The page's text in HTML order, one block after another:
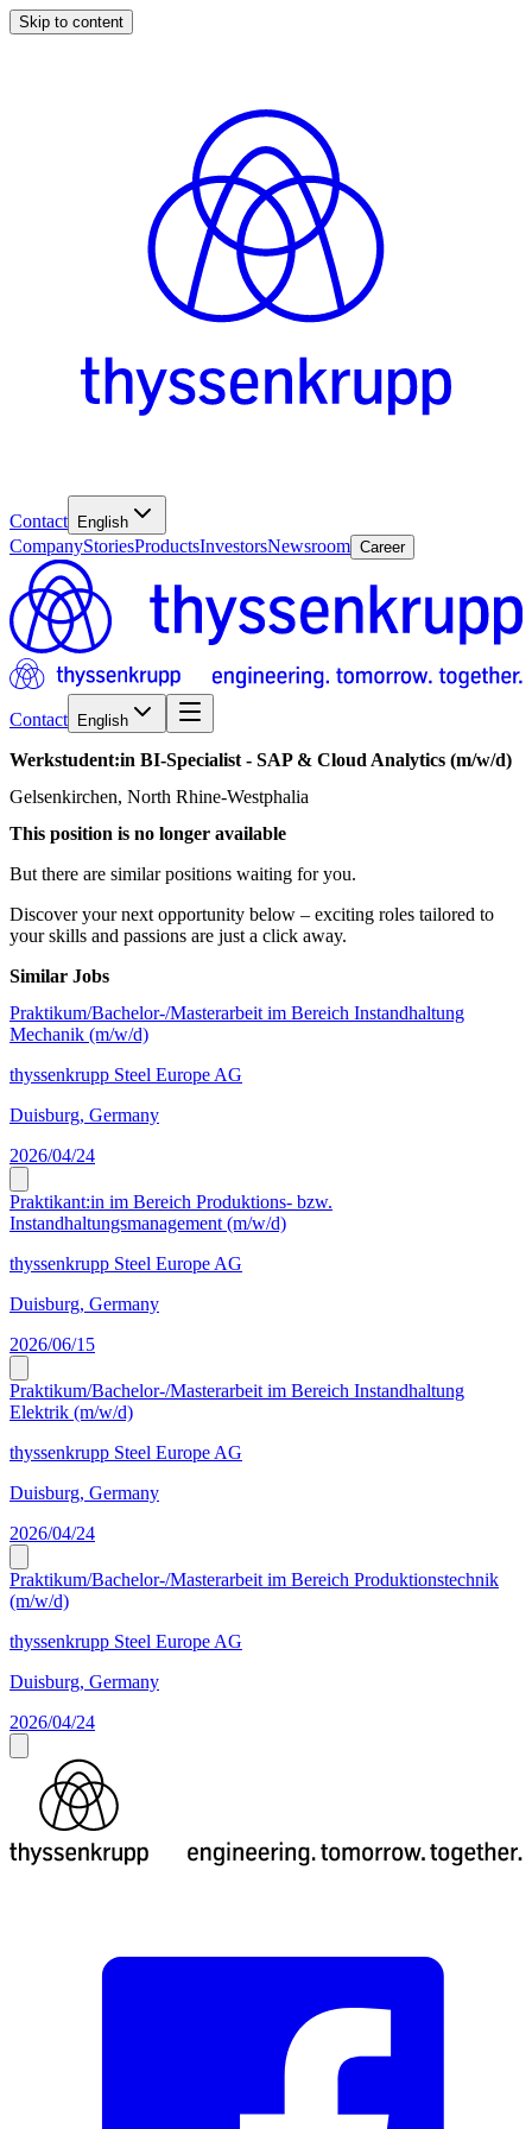
Skip to content
Contact English
CompanyStoriesProductsInvestorsNewsroom Career
Contact English
Werkstudent:in BI-Specialist - SAP & Cloud Analytics (m/w/d)
Gelsenkirchen, North Rhine-Westphalia
This position is no longer available
But there are similar positions waiting for you.
Discover your next opportunity below – exciting roles tailored to
your skills and passions are just a click away.
Similar Jobs
Praktikum/Bachelor-/Masterarbeit im Bereich Instandhaltung
Mechanik (m/w/d)
thyssenkrupp Steel Europe AG
Duisburg, Germany
2026/04/24
Praktikant:in im Bereich Produktions- bzw.
Instandhaltungsmanagement (m/w/d)
thyssenkrupp Steel Europe AG
Duisburg, Germany
2026/06/15
Praktikum/Bachelor-/Masterarbeit im Bereich Instandhaltung
Elektrik (m/w/d)
thyssenkrupp Steel Europe AG
Duisburg, Germany
2026/04/24
Praktikum/Bachelor-/Masterarbeit im Bereich Produktionstechnik
(m/w/d)
thyssenkrupp Steel Europe AG
Duisburg, Germany
2026/04/24